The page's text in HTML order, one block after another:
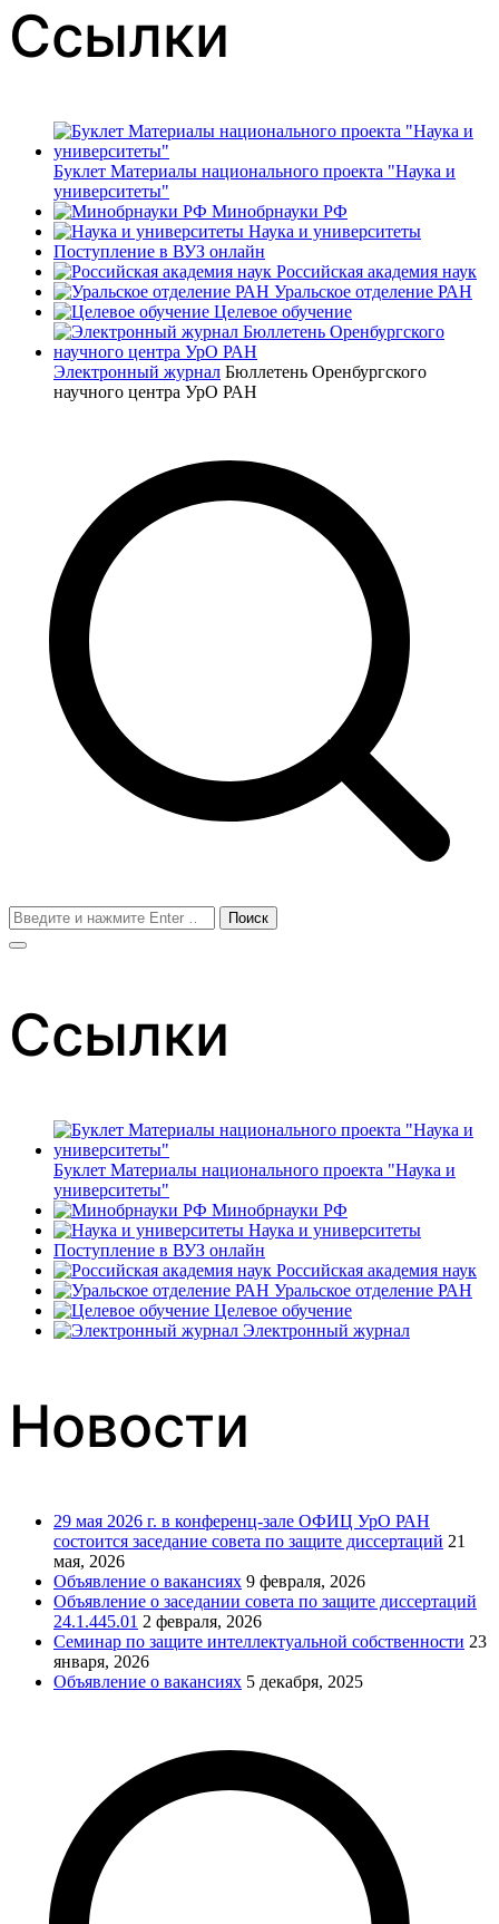
Ссылки
Буклет Материалы национального проекта "Наука и
университеты"
Минобрнауки РФ
Наука и университеты
Поступление в ВУЗ онлайн
Российская академия наук
Уральское отделение РАН
Целевое обучение
Электронный журнал Бюллетень Оренбургского
научного центра УрО РАН
Поиск
для:
Ссылки
Буклет Материалы национального проекта "Наука и
университеты"
Минобрнауки РФ
Наука и университеты
Поступление в ВУЗ онлайн
Российская академия наук
Уральское отделение РАН
Целевое обучение
Электронный журнал
Новости
29 мая 2026 г. в конференц-зале ОФИЦ УрО РАН
состоится заседание совета по защите диссертаций 21
мая, 2026
Объявление о вакансиях 9 февраля, 2026
Объявление о заседании совета по защите диссертаций
24.1.445.01 2 февраля, 2026
Семинар по защите интеллектуальной собственности 23
января, 2026
Объявление о вакансиях 5 декабря, 2025